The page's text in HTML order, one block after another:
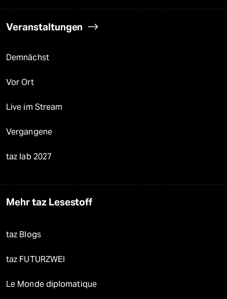
Veranstaltungen
Demnächst
Vor Ort
Live im Stream
Vergangene
taz lab 2027
Mehr taz Lesestoff
taz Blogs
taz FUTURZWEI
Le Monde diplomatique